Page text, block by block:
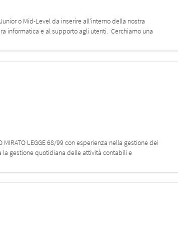
o Mid-Level da inserire all'interno della nostra
informatica e al supporto agli utenti. Cerchiamo una
LEGGE 68/99 con esperienza nella gestione dei
gestione quotidiana delle attività contabili e